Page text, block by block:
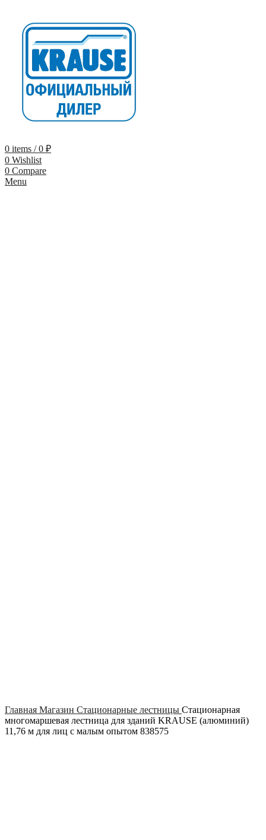
0 items / 0 ₽
0 Wishlist
0 Compare
Menu
Главная Магазин Стационарные лестницы Стационарная
многомаршевая лестница для зданий KRAUSE (алюминий)
11,76 м для лиц с малым опытом 838575